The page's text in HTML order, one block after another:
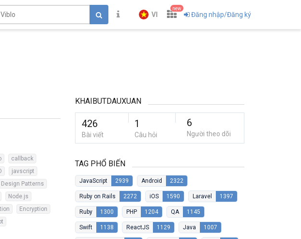
VI
new
Đăng nhập/Đăng ký
callback
javscript
Design Patterns
Node.js
Encryption
KHAIBUTDAUXUAN
426
Bài viết
1
Câu hỏi
6
Người theo dõi
TAG PHỔ BIẾN
JavaScript 2939 Android 2322
Ruby on Rails 2272 iOS 1590 Laravel 1397
Ruby 1300 PHP 1204 QA 1145
Swift 1138 ReactJS 1129 Java 1007